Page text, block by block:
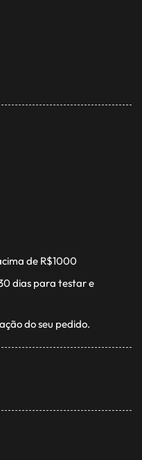
de R$1000
dias para testar e
do seu pedido.